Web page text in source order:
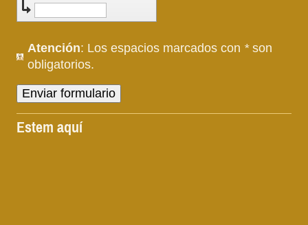
Atención : Los espacios marcados con *son
obligatorios.
Estem aquí